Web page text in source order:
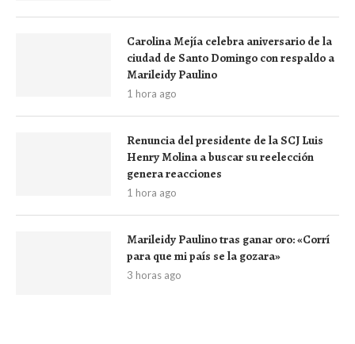
Carolina Mejía celebra aniversario de la
ciudad de Santo Domingo con respaldo a
Marileidy Paulino
1 hora ago
Renuncia del presidente de la SCJ Luis
Henry Molina a buscar su reelección
genera reacciones
1 hora ago
Marileidy Paulino tras ganar oro: «Corrí
para que mi país se la gozara»
3 horas ago